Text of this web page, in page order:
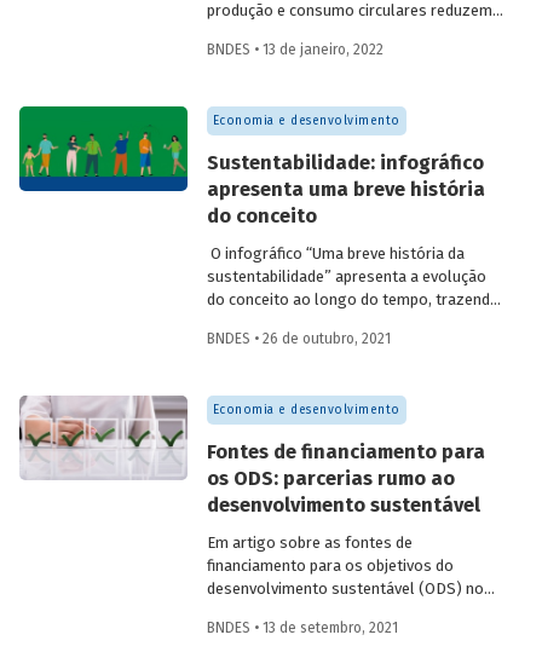
produção e consumo circulares reduzem
naturais não renováveis, auxiliando ainda
da produção de resíduos. Confira um
resumo do estudo produzido por
analistas do BNDES, que é parte de
publicação sobre economia circular a ser
lançada em fevereiro.
BNDES • 13 de janeiro, 2022
Economia e desenvolvimento
Sustentabilidade: infográfico
apresenta uma breve história
do conceito
O infográfico “Uma breve história da
sustentabilidade” apresenta a evolução
do conceito ao longo do tempo, trazendo
no esforço global em prol do
BNDES • 26 de outubro, 2021
Economia e desenvolvimento
Fontes de financiamento para
os ODS: parcerias rumo ao
desenvolvimento sustentável
Em artigo sobre as fontes de
financiamento para os objetivos do
desenvolvimento sustentável (ODS) no
(UFRJ) e Bianca Scarpeline de Castro
BNDES • 13 de setembro, 2021